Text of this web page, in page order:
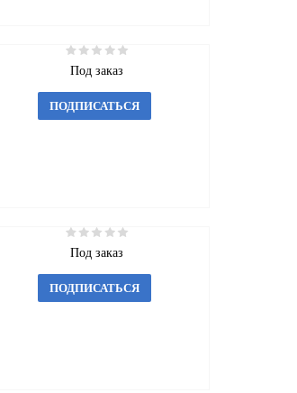
Под заказ
ПОДПИСАТЬСЯ
Под заказ
ПОДПИСАТЬСЯ